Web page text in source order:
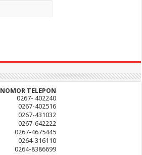
NOMOR TELEPON
0267- 402240
0267-402516
0267-431032
0267-642222
0267-4675445
0264-316110
0264-8386699